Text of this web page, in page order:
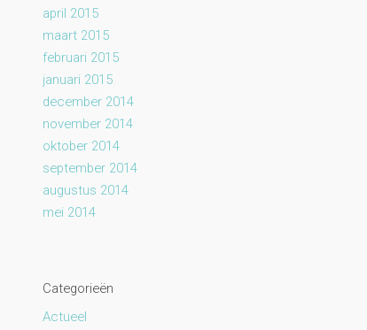
april 2015
maart 2015
februari 2015
januari 2015
december 2014
november 2014
oktober 2014
september 2014
augustus 2014
mei 2014
Categorieën
Actueel